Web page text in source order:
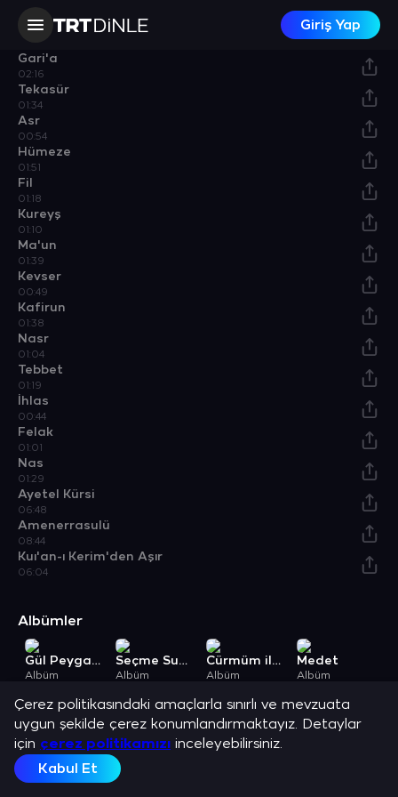
Giriş Yap
Adiyat
Gari'a
02:16
Tekasür
01:34
Asr
00:54
Hümeze
01:51
Fil
01:18
Kureyş
01:10
Ma'un
01:39
Kevser
00:49
Kafirun
01:38
Nasr
01:04
Tebbet
01:19
İhlas
00:44
Felak
01:01
Nas
01:29
Ayetel Kürsi
06:48
Amenerrasulü
08:44
Kuı'an-ı Kerim'den Aşır
06:04
Albümler
Gül Peygamberim
Albüm
Seçme Sureler
Albüm
Cürmüm ile Geldim Sana 2
Albüm
Medet
Albüm
Açıklama
Mustafa Özcan Güneşdoğdu ve en sevilen şarkılarını dinle.
Çerez politikasındaki amaçlarla sınırlı ve mevzuata
uygun şekilde çerez konumlandırmaktayız. Detaylar
için çerez politikamızı inceleyebilirsiniz.
Kabul Et